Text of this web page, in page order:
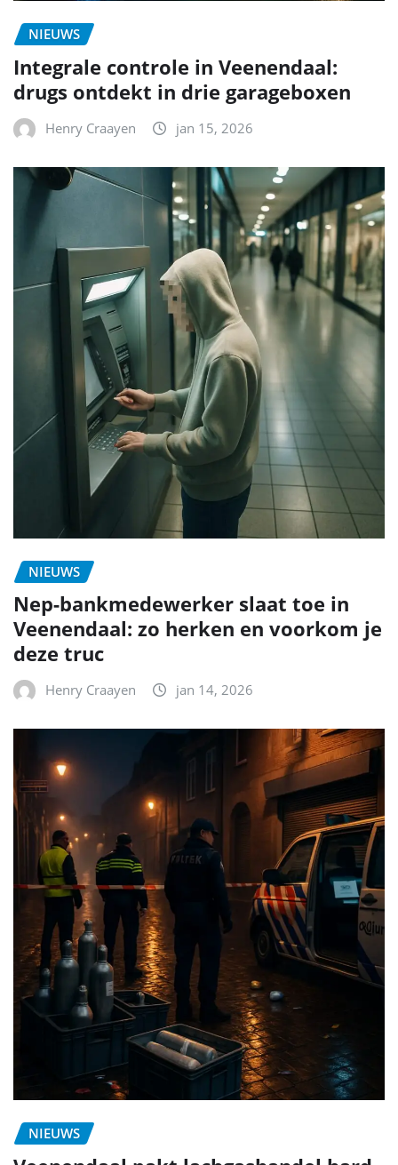
NIEUWS
Integrale controle in Veenendaal:
drugs ontdekt in drie garageboxen
Henry Craayen jan 15, 2026
NIEUWS
Nep-bankmedewerker slaat toe in
Veenendaal: zo herken en voorkom je
deze truc
Henry Craayen jan 14, 2026
NIEUWS